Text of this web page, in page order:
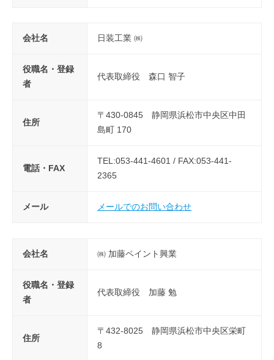
会社名 日装工業 ㈱
役職名・登録
者
代表取締役 森口 智子
住所
〒430-0845 静岡県浜松市中央区中田
島町 170
電話・FAX
TEL:053-441-4601 / FAX:053-441-
2365
メール メールでのお問い合わせ
会社名 ㈱ 加藤ペイント興業
役職名・登録
者
代表取締役 加藤 勉
住所
〒432-8025 静岡県浜松市中央区栄町
8